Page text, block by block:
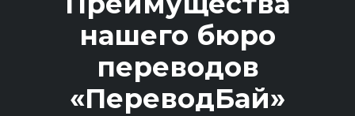
нашего бюро
переводов
«ПереводБай»